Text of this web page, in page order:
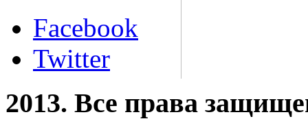
Facebook
Twitter
2013. Все права